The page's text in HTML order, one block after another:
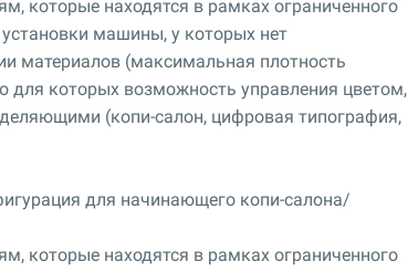
которые находятся в рамках ограниченного
машины, у которых нет
материалов (максимальная плотность
для которых возможность управления цветом,
(копи-салон, цифровая типография,
для начинающего копи-салона/
которые находятся в рамках ограниченного